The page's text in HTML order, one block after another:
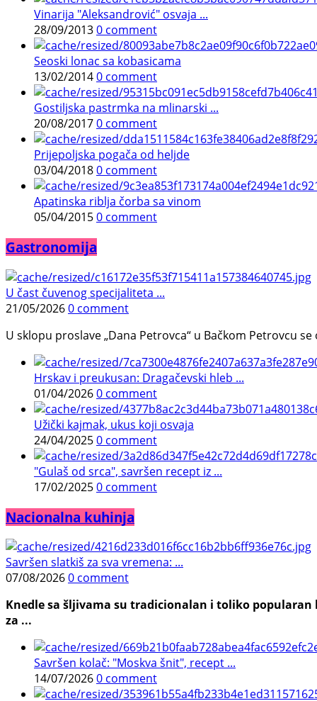
Vinarija "Aleksandrović" osvaja ...
28/09/20130 comment
Seoski lonac sa kobasicama
13/02/20140 comment
Gostiljska pastrmka na mlinarski ...
20/08/20170 comment
Prijepoljska pogača od heljde
03/04/20180 comment
Apatinska riblja čorba sa vinom
05/04/20150 comment
Gastronomija
U čast čuvenog specijaliteta ...
21/05/20260 comment
U sklopu proslave „Dana Petrovca“ u Bačkom Petrovcu
Hrskav i preukusan: Dragačevski hleb ...
01/04/20260 comment
Užički kajmak, ukus koji osvaja
24/04/20250 comment
"Gulaš od srca", savršen recept iz ...
17/02/20250 comment
Nacionalna kuhinja
Savršen slatkiš za sva vremena: ...
07/08/20260 comment
Knedle sa šljivama su tradicionalan i toliko popularan
za ...
Savršen kolač: "Moskva šnit", recept ...
14/07/20260 comment